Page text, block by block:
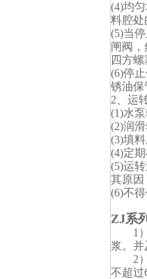
(4)均
料腔处
(5)当
闸阀
四方
(6)停
锈油保
2、运
(1)水
(2)润
(3)填
(4)定
(5)运
其原因
(6)不
ZJ系
1）
浆。
2）
不超过